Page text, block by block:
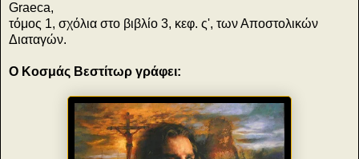
Graeca,
τόμος 1, σχόλια στο βιβλίο 3, κεφ. ς', των Αποστολικών
Διαταγών.
Ο Κοσμάς Βεστίτωρ γράφει: